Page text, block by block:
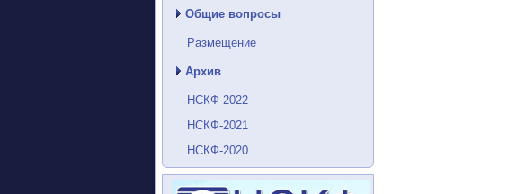
Общие вопросы
Размещение
Архив
НСКФ-2022
НСКФ-2021
НСКФ-2020